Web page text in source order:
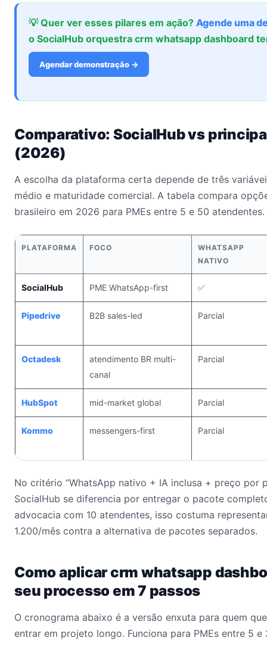
💡 Quer ver esses pilares em ação? Agende uma
o SocialHub orquestra crm whatsapp dashboard
Agendar demonstração →
Comparativo: SocialHub vs
(2026)
A escolha da plataforma certa depende de três
médio e maturidade comercial. A tabela compara
brasileiro em 2026 para PMEs entre 5 e 50 atendentes.
PLATAFORMA FOCO
WHATSAPP
NATIVO
SocialHub PME WhatsApp-first ✅
Pipedrive B2B sales-led Parcial
Octadesk
atendimento BR multi-
canal
Parcial
HubSpot mid-market global Parcial
Kommo messengers-first Parcial
No critério “WhatsApp nativo + IA inclusa + preço por
SocialHub se diferencia por entregar o pacote
advocacia com 10 atendentes, isso costuma
1.200/mês contra a alternativa de pacotes separados.
Como aplicar crm whatsapp
seu processo em 7 passos
O cronograma abaixo é a versão enxuta para quem
entrar em projeto longo. Funciona para PMEs entre 5 e